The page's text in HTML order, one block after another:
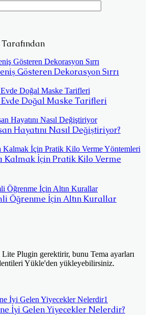
Gösteren Dekorasyon Sırrı
Doğal Maske Tarifleri
Hayatını Nasıl Değiştiriyor?
Kalmak İçin Pratik Kilo Verme
Öğrenme İçin Altın Kurallar
Plugin gerektirir, bunu Tema ayarları
Yükle'den yükleyebilirsiniz.
İyi Gelen Yiyecekler Nelerdir?